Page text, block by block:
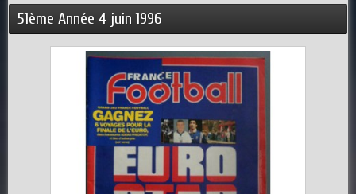
51ème Année 4 juin 1996